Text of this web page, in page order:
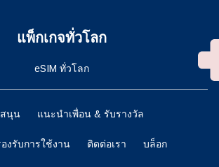
แพ็กเกจทั่วโลก
eSIM ทั่วโลก
นุน แนะนำเพื่อน & รับรางวัล
งรับการใช้งาน ติดต่อเรา บล็อก